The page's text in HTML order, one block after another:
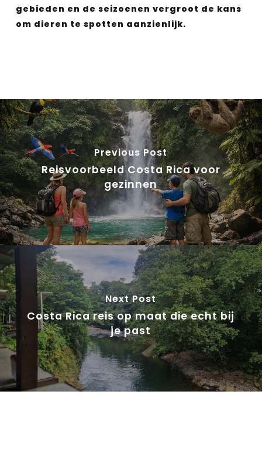
gebieden en de seizoenen vergroot de kans
om dieren te spotten aanzienlijk.
Previous Post
Reisvoorbeeld Costa Rica voor
gezinnen
Next Post
Costa Rica reis op maat die echt bij
je past